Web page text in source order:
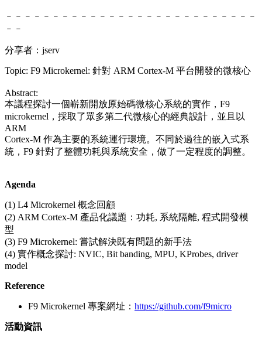
﹣﹣﹣﹣﹣﹣﹣﹣﹣﹣﹣﹣﹣﹣﹣﹣﹣﹣﹣﹣﹣﹣﹣﹣﹣﹣﹣
﹣﹣
分享者：jserv
Topic: F9 Microkernel: 針對 ARM Cortex-M 平台開發的微核心
Abstract:
本議程探討一個嶄新開放原始碼微核心系統的實作，F9
microkernel，採取了眾多第二代微核心的經典設計， 並且以
ARM
Cortex-M 作為主要的系統運行環境。不同於過往的嵌入式系
統，F9 針對了整體功耗與系統安全，做了一定程度的調整。
Agenda
(1) L4 Microkernel 概念回顧
(2) ARM Cortex-M 產品化議題：功耗, 系統隔離, 程式開發模
型
(3) F9 Microkernel: 嘗試解決既有問題的新手法
(4) 實作概念探討: NVIC, Bit banding, MPU, KProbes, driver
model
Reference
F9 Microkernel 專案網址： https://github.com/f9micro
活動資訊